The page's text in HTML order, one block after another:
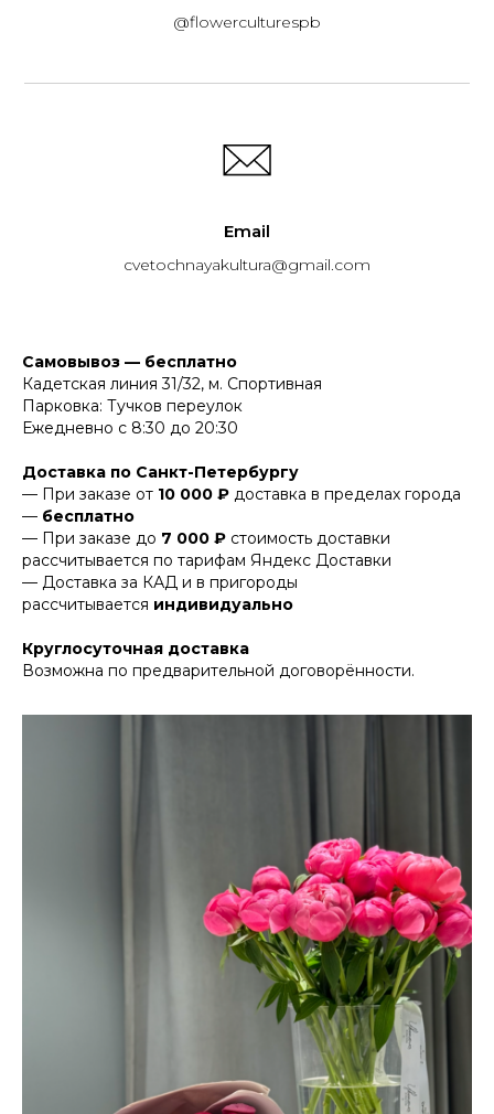
@flowerculturespb
Email
cvetochnayakultura@gmail.com
Самовывоз — бесплатно
Кадетская линия 31/32, м. Спортивная
Парковка: Тучков переулок
Ежедневно с 8:30 до 20:30
Доставка по Санкт-Петербургу
— При заказе от 10 000 ₽ доставка в пределах города
— бесплатно
— При заказе до 7 000 ₽ стоимость доставки
рассчитывается по тарифам Яндекс Доставки
— Доставка за КАД и в пригороды
рассчитывается индивидуально
Круглосуточная доставка
Возможна по предварительной договорённости.